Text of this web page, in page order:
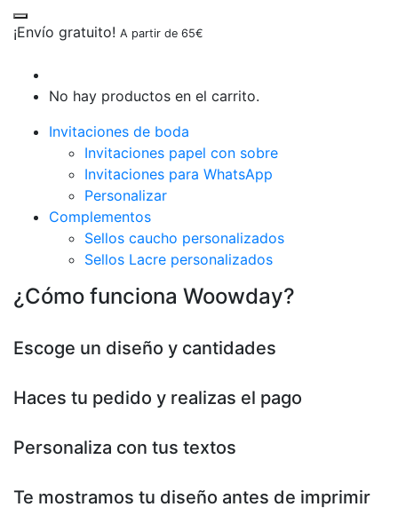
¡Envío gratuito! A partir de 65€
No hay productos en el carrito.
Invitaciones de boda
Invitaciones papel con sobre
Invitaciones para WhatsApp
Personalizar
Complementos
Sellos caucho personalizados
Sellos Lacre personalizados
¿Cómo funciona Woowday?
Escoge un diseño y cantidades
Haces tu pedido y realizas el pago
Personaliza con tus textos
Te mostramos tu diseño antes de imprimir